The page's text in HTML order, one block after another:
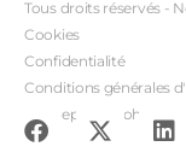
Tous droits réservés -
Cookies
Confidentialité
Conditions générales
Conception : John